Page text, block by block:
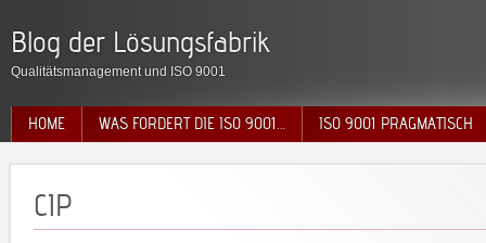
Blog der Lösungsfabrik
Qualitätsmanagement und ISO 9001
HOME WAS FORDERT DIE ISO 9001… ISO 9001 PRAGMATISCH
CIP